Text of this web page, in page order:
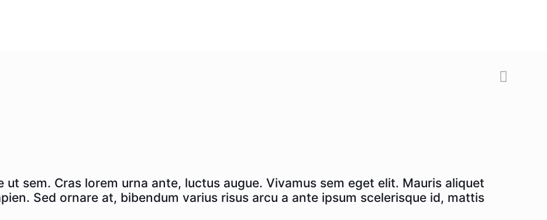
sem. Cras lorem urna ante, luctus augue. Vivamus sem eget elit. Mauris aliquet
Sed ornare at, bibendum varius risus arcu a ante ipsum scelerisque id, mattis